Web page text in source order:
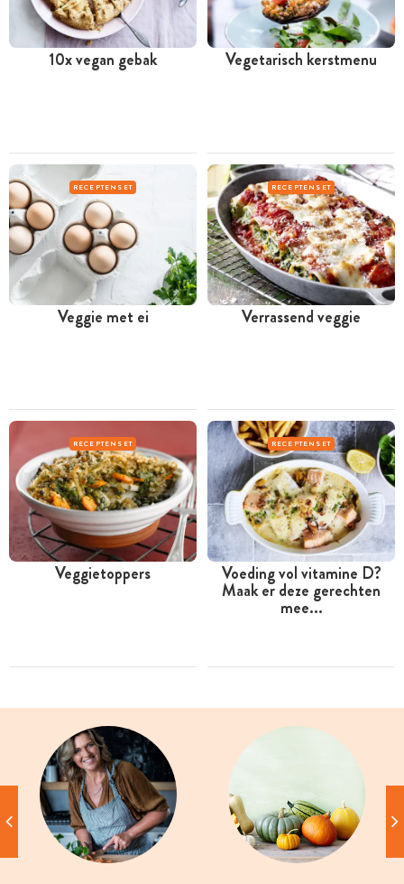
10x vegan gebak Vegetarisch kerstmenu
RECEPTENSET
Veggie met ei
RECEPTENSET
Verrassend veggie
RECEPTENSET
Veggietoppers
RECEPTENSET
Voeding vol vitamine D?
Maak er deze gerechten
mee...